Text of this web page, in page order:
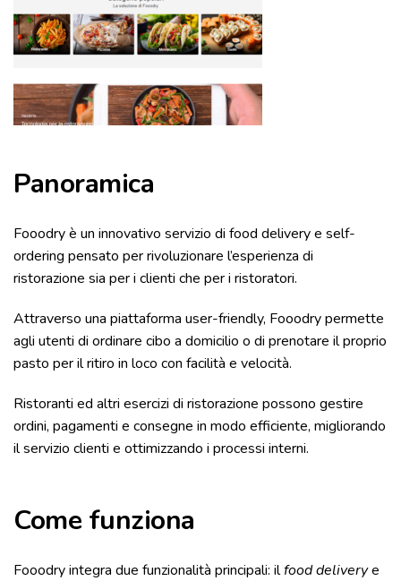
Panoramica
Fooodry è un innovativo servizio di food delivery e self-
ordering pensato per rivoluzionare l’esperienza di
ristorazione sia per i clienti che per i ristoratori.
Attraverso una piattaforma user-friendly, Fooodry permette
agli utenti di ordinare cibo a domicilio o di prenotare il proprio
pasto per il ritiro in loco con facilità e velocità.
Ristoranti ed altri esercizi di ristorazione possono gestire
ordini, pagamenti e consegne in modo efficiente, migliorando
il servizio clienti e ottimizzando i processi interni.
Come funziona
Fooodry integra due funzionalità principali: ilfood deliverye